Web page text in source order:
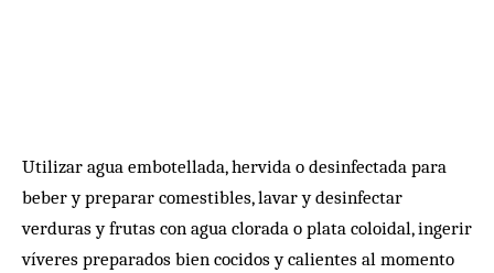
Utilizar agua embotellada, hervida o desinfectada para
beber y preparar comestibles, lavar y desinfectar
verduras y frutas con agua clorada o plata coloidal, ingerir
víveres preparados bien cocidos y calientes al momento